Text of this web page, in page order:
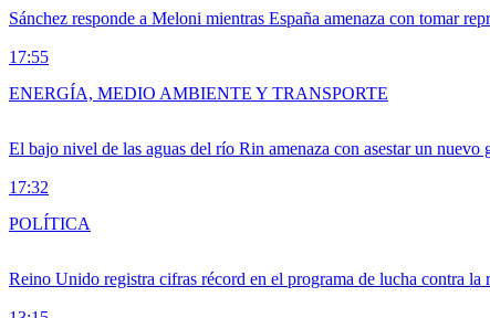
Sánchez responde a Meloni mientras España amenaza con tomar
17:55
El bajo nivel de las aguas del río Rin amenaza con asestar un nuevo
17:32
ENERGÍA, MEDIO AMBIENTE Y TRANSPORTE
Reino Unido registra cifras récord en el programa de lucha contra la
POLÍTICA